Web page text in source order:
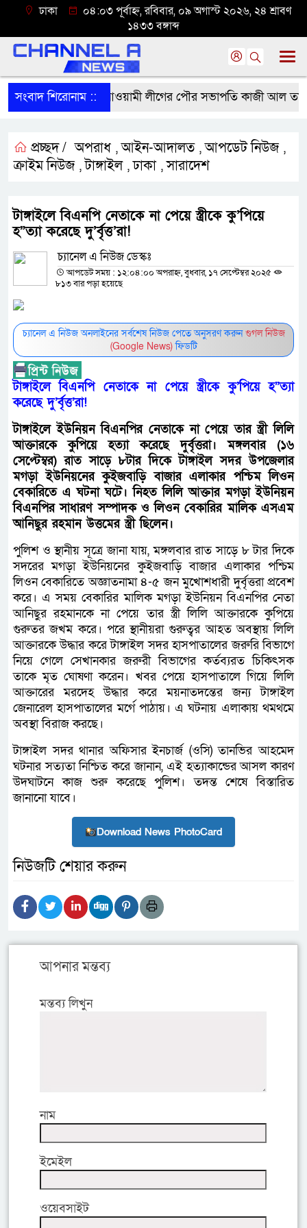
ঢাকা
০৪:০৩ পূর্বাহ্ন, রবিবার, ০৯ অগাস্ট ২০২৬, ২৪ শ্রাবণ
১৪৩৩ বঙ্গাব্দ
সংবাদ শিরোনাম ::
পঞ্চগড়ে নিষিদ্ধ আওয়ামী লীগের পৌর সভাপতি কাজী আল তারিক
প্রচ্ছদ / অপরাধ ,আইন-আদালত ,আপডেট নিউজ ,
ক্রাইম নিউজ ,টাঙ্গাইল ,ঢাকা ,সারাদেশ
টাঙ্গাইলে বিএনপি নেতাকে না পেয়ে স্ত্রীকে কু’পিয়ে
হ”ত্যা করেছে দু’র্বৃত্ত’রা!
চ্যানেল এ নিউজ ডেস্কঃ
আপডেট সময় : ১২:০৪:০০ অপরাহ্ন, বুধবার, ১৭ সেপ্টেম্বর ২০২৫
৮১৩ বার পড়া হয়েছে
চ্যানেল এ নিউজ অনলাইনের সর্বশেষ নিউজ পেতে অনুসরণ করুনগুগল নিউজ
(Google News)ফিডটি
টাঙ্গাইলে বিএনপি নেতাকে না পেয়ে স্ত্রীকে কু’পিয়ে হ”ত্যা
করেছে দু’র্বৃত্ত’রা!
টাঙ্গাইলে ইউনিয়ন বিএনপির নেতাকে না পেয়ে তার স্ত্রী লিলি
আক্তারকে কুপিয়ে হত্যা করেছে দুর্বৃত্তরা। মঙ্গলবার (১৬
সেপ্টেম্বর) রাত সাড়ে ৮টার দিকে টাঙ্গাইল সদর উপজেলার
মগড়া ইউনিয়নের কুইজবাড়ি বাজার এলাকার পশ্চিম লিওন
বেকারিতে এ ঘটনা ঘটে। নিহত লিলি আক্তার মগড়া ইউনিয়ন
বিএনপির সাধারণ সম্পাদক ও লিওন বেকারির মালিক এসএম
আনিছুর রহমান উত্তমের স্ত্রী ছিলেন।
পুলিশ ও স্থানীয় সূত্রে জানা যায়, মঙ্গলবার রাত সাড়ে ৮ টার দিকে
সদরের মগড়া ইউনিয়নের কুইজবাড়ি বাজার এলাকার পশ্চিম
লিওন বেকারিতে অজ্ঞাতনামা ৪-৫ জন মুখোশধারী দুর্বৃত্তরা প্রবেশ
করে। এ সময় বেকারির মালিক মগড়া ইউনিয়ন বিএনপির নেতা
আনিছুর রহমানকে না পেয়ে তার স্ত্রী লিলি আক্তারকে কুপিয়ে
গুরুতর জখম করে। পরে স্থানীয়রা গুরুত্বর আহত অবস্থায় লিলি
আক্তারকে উদ্ধার করে টাঙ্গাইল সদর হাসপাতালের জরুরি বিভাগে
নিয়ে গেলে সেখানকার জরুরী বিভাগের কর্তব্যরত চিকিৎসক
তাকে মৃত ঘোষণা করেন। খবর পেয়ে হাসপাতালে গিয়ে লিলি
আক্তারের মরদেহ উদ্ধার করে ময়নাতদন্তের জন্য টাঙ্গাইল
জেনারেল হাসপাতালের মর্গে পাঠায়। এ ঘটনায় এলাকায় থমথমে
অবস্থা বিরাজ করছে।
টাঙ্গাইল সদর থানার অফিসার ইনচার্জ (ওসি) তানভির আহমেদ
ঘটনার সত্যতা নিশ্চিত করে জানান, এই হত্যাকান্ডের আসল কারণ
উদঘাটনে কাজ শুরু করেছে পুলিশ। তদন্ত শেষে বিস্তারিত
জানানো যাবে।
Download News PhotoCard
নিউজটি শেয়ার করুন
আপনার মন্তব্য
মন্তব্য লিখুন
নাম
ইমেইল
ওয়েবসাইট